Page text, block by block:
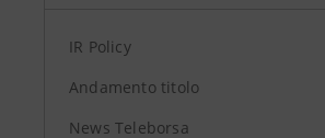
IR Policy
Andamento titolo
News Teleborsa